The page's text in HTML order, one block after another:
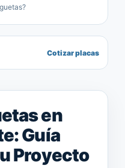
Cotizar placas
en
Guía
Proyecto